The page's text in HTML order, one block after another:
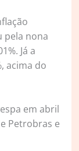
pela nona
Já a
acima do
em abril
Petrobras e